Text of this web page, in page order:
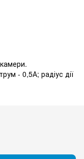
- 0,5А; радіус дії